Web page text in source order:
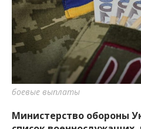
важную
города
боевые выплаты
Министерство обороны